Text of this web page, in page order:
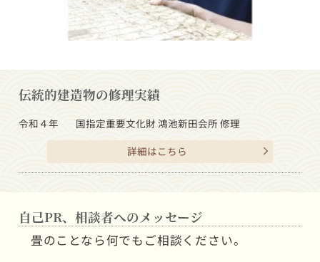
伝統的建造物の修理実績
令和４年
国指定重要文化財 鴻池新田会所 修理
詳細はこちら
自己PR、相談者へのメッセージ
畳のことなら何でもご相談ください。